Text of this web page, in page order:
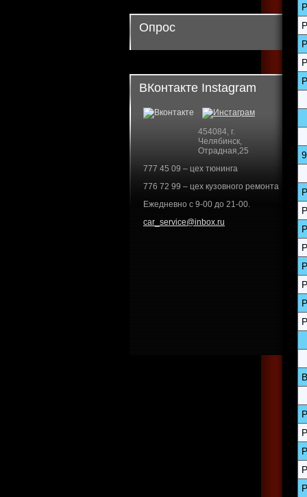
Опрос
ВКонтакте Instagram
454084, г.
Челябинск,
Отрадная,25
777 45 09 – цех тюнинга
776 72 99 – цех кузовного ремонта
Ежедневно с 9-00 до 21-00.
car_service@inbox.ru